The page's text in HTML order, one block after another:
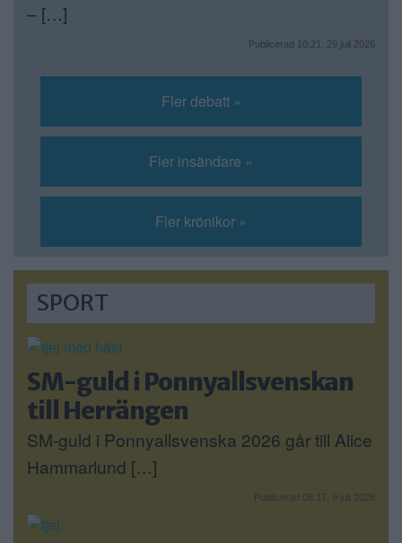
– […]
Publicerad 10:21, 29 juli 2026
Fler debatt »
Fler insändare »
Fler krönikor »
SPORT
SM-guld i Ponnyallsvenskan
till Herrängen
SM-guld i Ponnyallsvenska 2026 går till Alice
Hammarlund […]
Publicerad 08:17, 9 juli 2026